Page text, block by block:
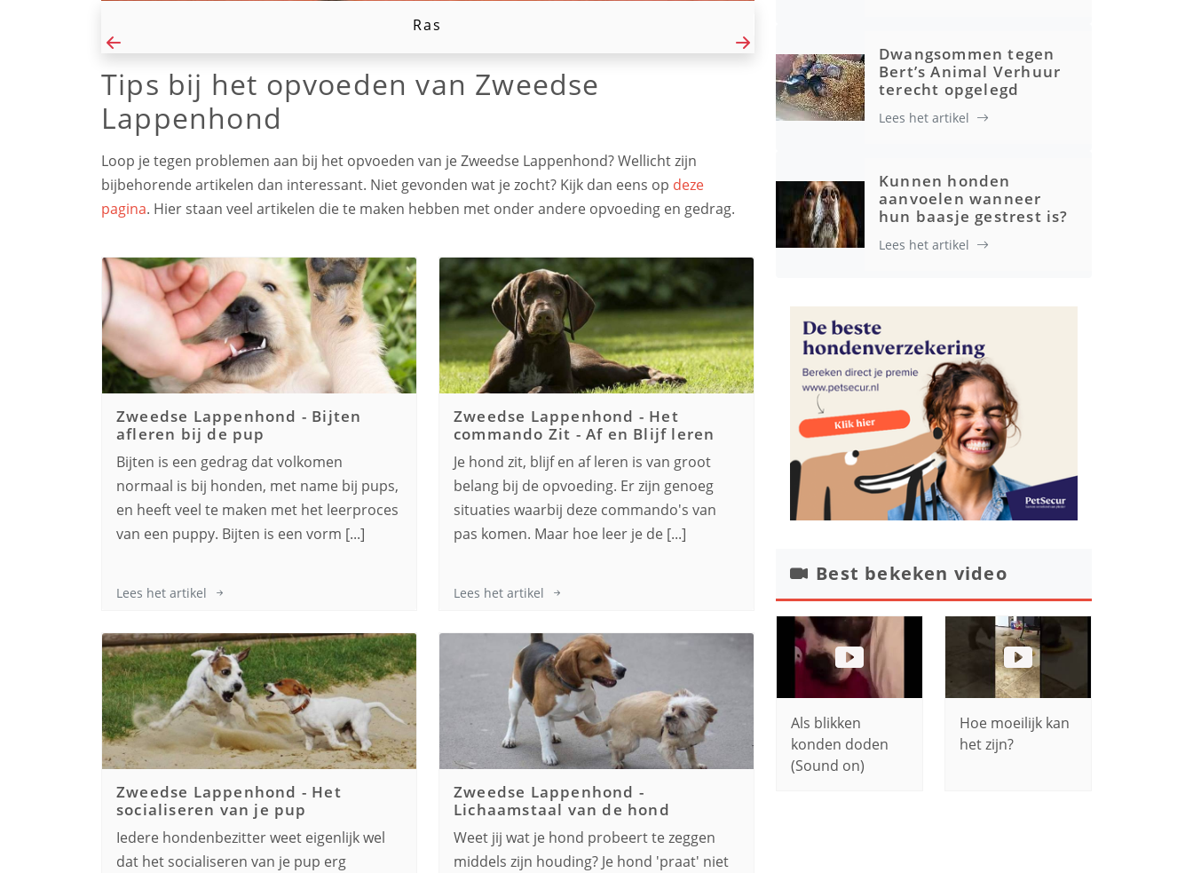
Ras
Tips bij het opvoeden van Zweedse
Lappenhond
Loop je tegen problemen aan bij het opvoeden van je Zweedse Lappenhond? Wellicht zijn
bijbehorende artikelen dan interessant. Niet gevonden wat je zocht? Kijk dan eens op deze
pagina. Hier staan veel artikelen die te maken hebben met onder andere opvoeding en gedrag.
Zweedse Lappenhond - Bijten
afleren bij de pup
Bijten is een gedrag dat volkomen
normaal is bij honden, met name bij pups,
en heeft veel te maken met het leerproces
van een puppy. Bijten is een vorm [...]
Lees het artikel
Zweedse Lappenhond - Het
commando Zit - Af en Blijf leren
Je hond zit, blijf en af leren is van groot
belang bij de opvoeding. Er zijn genoeg
situaties waarbij deze commando's van
pas komen. Maar hoe leer je de [...]
Lees het artikel
Zweedse Lappenhond - Het
socialiseren van je pup
Iedere hondenbezitter weet eigenlijk wel
dat het socialiseren van je pup erg
Zweedse Lappenhond -
Lichaamstaal van de hond
Weet jij wat je hond probeert te zeggen
middels zijn houding? Je hond 'praat' niet
Dwangsommen tegen
Bert’s Animal Verhuur
terecht opgelegd
Lees het artikel
Kunnen honden
aanvoelen wanneer
hun baasje gestrest is?
Lees het artikel
Best bekeken video
Als blikken
konden doden
(Sound on)
Hoe moeilijk kan
het zijn?